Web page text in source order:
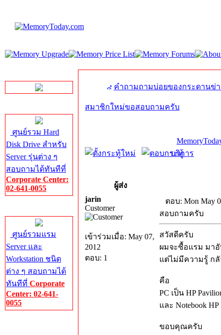
ศูนย์รวม Hard
Disk Drive สำหรับ
Server รุ่นต่าง ๆ
สอบถามได้ทันทีที่
Corporate Center:
02-641-0055
ศูนย์รวมแรม
Server และ
Workstation ชนิด
ต่าง ๆ สอบถามได้
ทันทีที่ Corporate
Center: 02-641-
0055
คำถามถามบ่อยของกระดานข่
สมาชิกใหม่ขอสอบถามครับ
บริการ
ผู้ส่ง
jarin
Customer
เข้าร่วมเมื่อ: May 07,
2012
ตอบ: 1
ตอบ: Mon May
สอบถามครับ
สวัสดีครับ
ผมจะซื้อแรม มาอั
แต่ไม่มีความรู้ ก
คือ
PC เป็น HP
และ Notebook
ขอบคุณครับ